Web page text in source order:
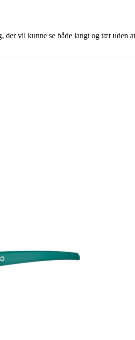
der vil kunne se både langt og tæt